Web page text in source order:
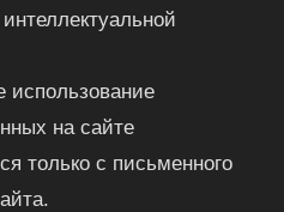
использование
на сайте
только с письменного